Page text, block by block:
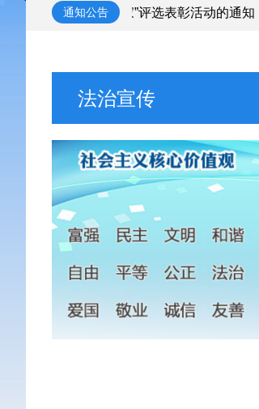
通知公告
国杰出青年法学家”评选表彰活动的通知
国杰出青年法学家”评选表彰活动的通知
法治宣传